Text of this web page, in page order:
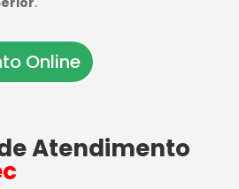
Online
Atendimento